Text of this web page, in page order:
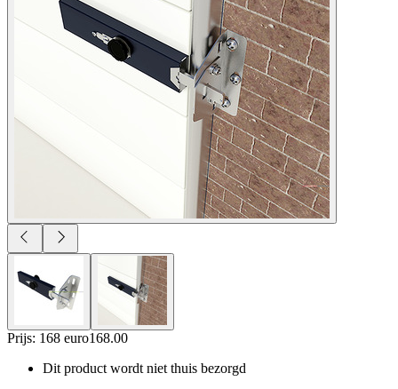
Prijs: 168 euro168.00
Dit product wordt niet thuis bezorgd